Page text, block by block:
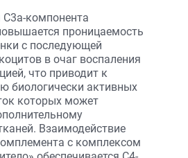
компонента
проницаемость
с последующей
в очаг воспаления
что приводит к
биологически активных
которых может
Взаимодействие
с комплексом